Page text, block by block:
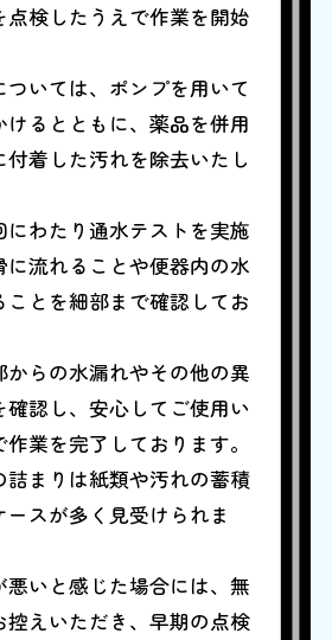
点検したうえで作業を開始
いては、ポンプを用いて
るとともに、薬品を併用
付着した汚れを除去いたし
わたり通水テストを実施
に流れることや便器内の水
とを細部まで確認してお
らの水漏れやその他の異
確認し、安心してご使用い
業を完了しております。
詰まりは紙類や汚れの蓄積
スが多く見受けられま
いと感じた場合には、無
控えいただき、早期の点検